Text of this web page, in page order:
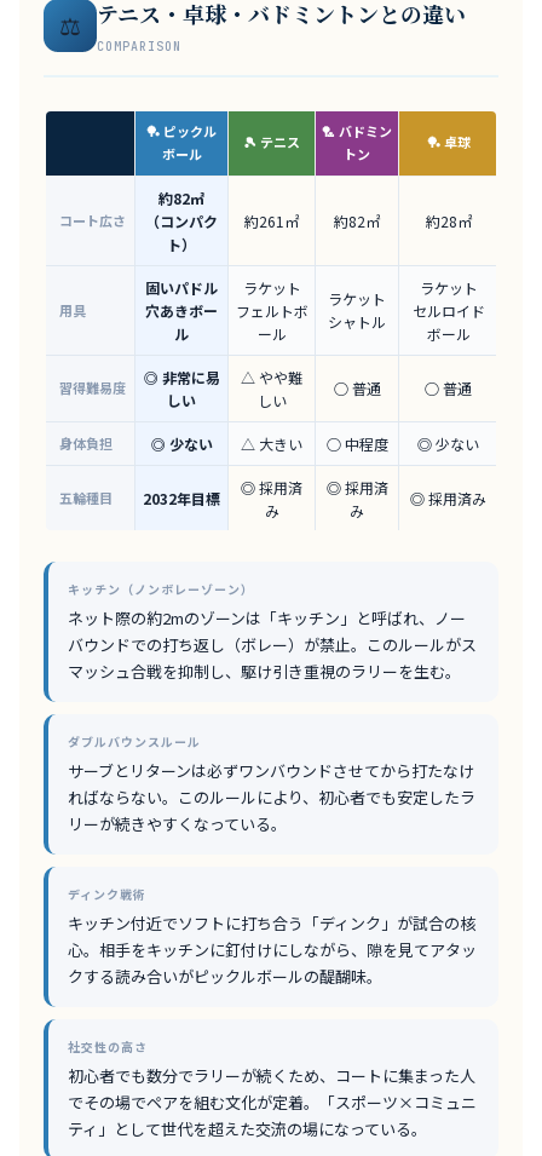
⚖️ テニス・卓球・バドミントンとの違い
COMPARISON
🏓 ピックル
ボール
🎾 テニス
🏸 バドミン
トン
🏓 卓球
コート広さ
約82㎡
（コンパク
ト）
約261㎡ 約82㎡ 約28㎡
用具
固いパドル
穴あきボー
ル
ラケット
フェルトボ
ール
ラケット
シャトル
ラケット
セルロイド
ボール
習得難易度
◎ 非常に易
しい
△ やや難
しい
○ 普通 ○ 普通
身体負担 ◎ 少ない △ 大きい ○ 中程度 ◎ 少ない
五輪種目 2032年目標
◎ 採用済
み
◎ 採用済
み
◎ 採用済み
キッチン（ノンボレーゾーン）
ネット際の約2mのゾーンは「キッチン」と呼ばれ、ノー
バウンドでの打ち返し（ボレー）が禁止。このルールがス
マッシュ合戦を抑制し、駆け引き重視のラリーを生む。
ダブルバウンスルール
サーブとリターンは必ずワンバウンドさせてから打たなけ
ればならない。このルールにより、初心者でも安定したラ
リーが続きやすくなっている。
ディンク戦術
キッチン付近でソフトに打ち合う「ディンク」が試合の核
心。相手をキッチンに釘付けにしながら、隙を見てアタッ
クする読み合いがピックルボールの醍醐味。
社交性の高さ
初心者でも数分でラリーが続くため、コートに集まった人
でその場でペアを組む文化が定着。「スポーツ×コミュニ
ティ」として世代を超えた交流の場になっている。